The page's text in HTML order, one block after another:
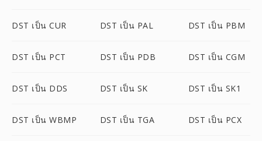
DST เป็น CUR DST เป็น PAL DST เป็น PBM
DST เป็น PCT DST เป็น PDB DST เป็น CGM
DST เป็น DDS DST เป็น SK DST เป็น SK1
DST เป็น WBMP DST เป็น TGA DST เป็น PCX